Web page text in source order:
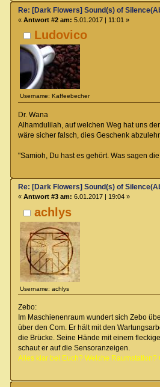
Ludovico
Username: Kaffeebecher
Re: [Dark Flowers] Sound(s) of
« Antwort #2 am: 5.01.2017 | 11:01 »
Dr. Wana
Alhamdulilah, auf welchen Weg hat uns
wäre sicher falsch, dies Geschenk
"Samioh, Du hast es gehört. Was sagen
achlys
Username: achlys
Re: [Dark Flowers] Sound(s) of
« Antwort #3 am: 6.01.2017 | 19:04 »
Zebo:
Im Maschienenraum wundert sich Zebo
über den Com. Er hält mit den
die Brücke. Seine Hände mit einem
schaut er auf die Sensoranzeigen.
Alles klar bei Euch? Welche Raumstation?